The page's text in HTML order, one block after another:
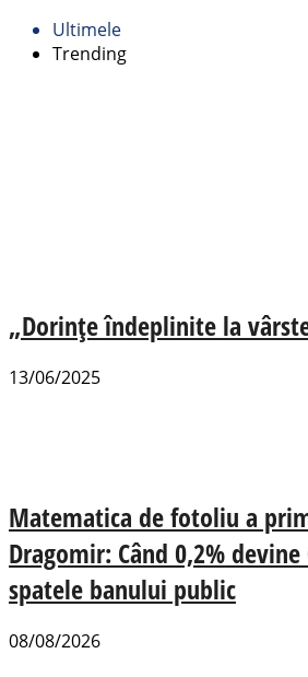
Ultimele
Trending
„Dorințe îndeplinite la
13/06/2025
Matematica de fotoliu a
Dragomir: Când 0,2% devine
spatele banului public
08/08/2026